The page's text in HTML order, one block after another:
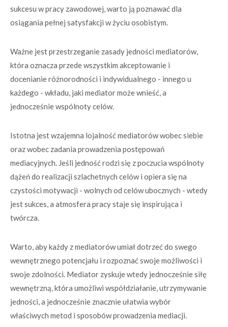
sukcesu w pracy zawodowej, warto ją poznawać dla
osiągania pełnej satysfakcji w życiu osobistym.
Ważne jest przestrzeganie zasady jedności mediatorów,
która oznacza przede wszystkim akceptowanie i
docenianie różnorodności i indywidualnego - innego u
każdego - wkładu, jaki mediator może wnieść, a
jednocześnie wspólnoty celów.
Istotna jest wzajemna lojalność mediatorów wobec siebie
oraz wobec zadania prowadzenia postępowań
mediacyjnych. Jeśli jedność rodzi się z poczucia wspólnoty
dążeń do realizacji szlachetnych celów i opiera się na
czystości motywacji - wolnych od celów ubocznych - wtedy
jest sukces, a atmosfera pracy staje się inspirująca i
twórcza.
Warto, aby każdy z mediatorów umiał dotrzeć do swego
wewnętrznego potencjału i rozpoznać swoje możliwości i
swoje zdolności. Mediator zyskuje wtedy jednocześnie siłę
wewnętrzną, która umożliwi współdziałanie, utrzymywanie
jedności, a jednocześnie znacznie ułatwia wybór
właściwych metod i sposobów prowadzenia mediacji.